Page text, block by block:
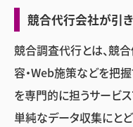
競合代行会社が引
競合調査代行とは、競
容・Web施策などを把
を専門的に担うサービス
単純なデータ収集にとど